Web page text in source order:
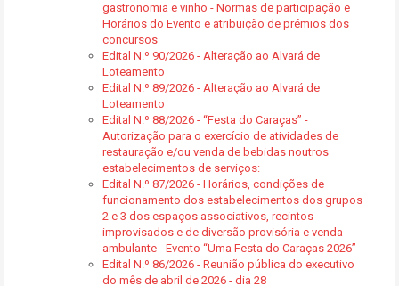
gastronomia e vinho - Normas de participação e
Horários do Evento e atribuição de prémios dos
concursos
Edital N.º 90/2026 - Alteração ao Alvará de
Loteamento
Edital N.º 89/2026 - Alteração ao Alvará de
Loteamento
Edital N.º 88/2026 - “Festa do Caraças” -
Autorização para o exercício de atividades de
restauração e/ou venda de bebidas noutros
estabelecimentos de serviços:
Edital N.º 87/2026 - Horários, condições de
funcionamento dos estabelecimentos dos grupos
2 e 3 dos espaços associativos, recintos
improvisados e de diversão provisória e venda
ambulante - Evento “Uma Festa do Caraças 2026”
Edital N.º 86/2026 - Reunião pública do executivo
do mês de abril de 2026 - dia 28